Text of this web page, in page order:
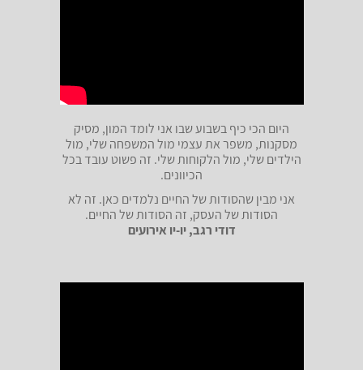
היום הכי כיף בשבוע שבו אני לומד המון, מסיק
מסקנות, משפר את עצמי מול המשפחה שלי, מול
הילדים שלי, מול הלקוחות שלי. זה פשוט עובד בכל
הכיוונים.
אני מבין שהסודות של החיים נלמדים כאן. זה לא
הסודות של העסק, זה הסודות של החיים.
דודי רגב, יו-יו אירועים